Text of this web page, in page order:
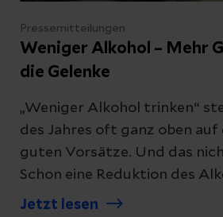
Pressemitteilungen
Weniger Alkohol – Mehr
die Gelenke
„Weniger Alkohol trinken“
des Jahres oft ganz oben auf
guten Vorsätze. Und das
Schon eine Reduktion des
kann nicht nur die Leber
Jetzt lesen